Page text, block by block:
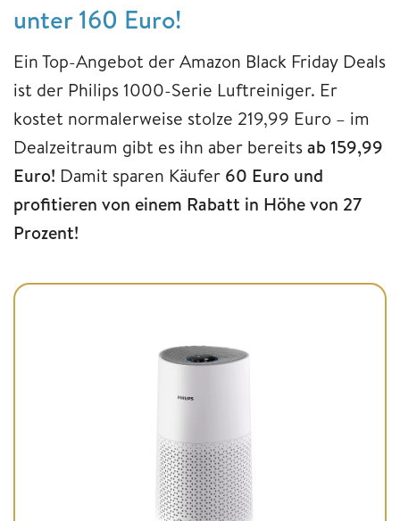
unter 160 Euro!
Ein Top-Angebot der Amazon Black Friday Deals
ist der Philips 1000-Serie Luftreiniger. Er
kostet normalerweise stolze 219,99 Euro – im
Dealzeitraum gibt es ihn aber bereitsab 159,99
Euro! Damit sparen Käufer 60 Euro und
profitieren von einem Rabatt in Höhe von 27
Prozent!